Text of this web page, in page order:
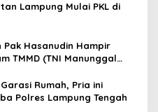
Lampung Mulai PKL di
Pak Hasanudin Hampir
TMMD (TNI Manunggal
Rumah, Pria ini
Polres Lampung Tengah